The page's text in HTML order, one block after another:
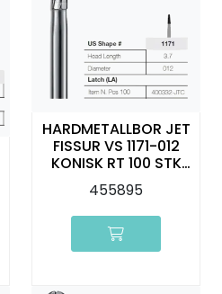
HARDMETALLBOR JET
FISSUR VS 1171-012
KONISK RT 100 STK
KERR
455895